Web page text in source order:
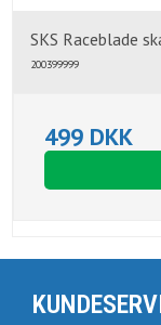
SKS Raceblade
200399999
499 DKK